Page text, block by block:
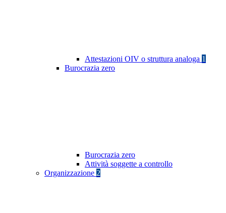
Attestazioni OIV o struttura analoga 1
Burocrazia zero
Burocrazia zero
Attività soggette a controllo
Organizzazione 2